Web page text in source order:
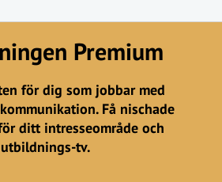
Premium
för dig som jobbar med
Få nischade
ditt intresseområde och
utbildnings-tv.